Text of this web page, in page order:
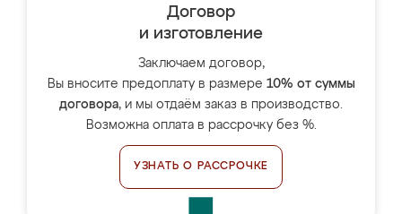
Договор
и изготовление
Заключаем договор,
Вы вносите предоплату в размере 10% от суммы
договора, и мы отдаём заказ в производство.
Возможна оплата в рассрочку без %.
УЗНАТЬ О РАССРОЧКЕ